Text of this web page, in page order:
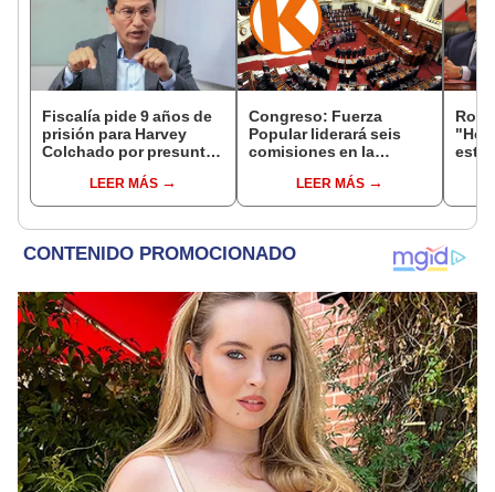
Fiscalía pide 9 años de
prisión para Harvey
Colchado por presunta
incompatible y falsedad
ideológica
LEER MÁS
Congreso: Fuerza
Popular liderará seis
comisiones en la
LEER MÁS